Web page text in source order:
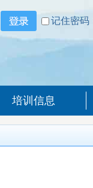
记住密码
培训信息